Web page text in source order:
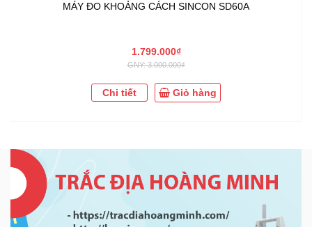
MÁY ĐO KHOẢNG CÁCH SINCON SD60A
1.799.000₫
GNY: 3.000.000₫
Chi tiết Giỏ hàng